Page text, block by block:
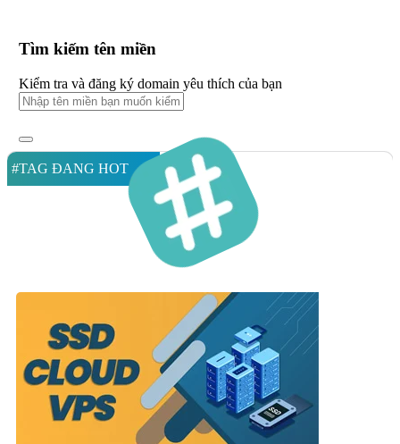
Tìm kiếm tên miền
Kiểm tra và đăng ký domain yêu thích của bạn
#TAG ĐANG HOT